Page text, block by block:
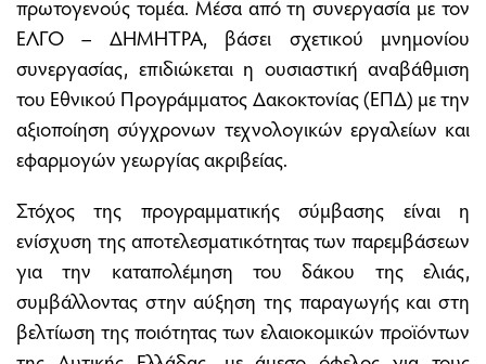
πρωτογενούς τομέα. Μέσα από τη συνεργασία με τον
ΕΛΓΟ – ΔΗΜΗΤΡΑ, βάσει σχετικού μνημονίου
συνεργασίας, επιδιώκεται η ουσιαστική αναβάθμιση
του Εθνικού Προγράμματος Δακοκτονίας (ΕΠΔ) με την
αξιοποίηση σύγχρονων τεχνολογικών εργαλείων και
εφαρμογών γεωργίας ακριβείας.
Στόχος της προγραμματικής σύμβασης είναι η
ενίσχυση της αποτελεσματικότητας των παρεμβάσεων
για την καταπολέμηση του δάκου της ελιάς,
συμβάλλοντας στην αύξηση της παραγωγής και στη
βελτίωση της ποιότητας των ελαιοκομικών προϊόντων